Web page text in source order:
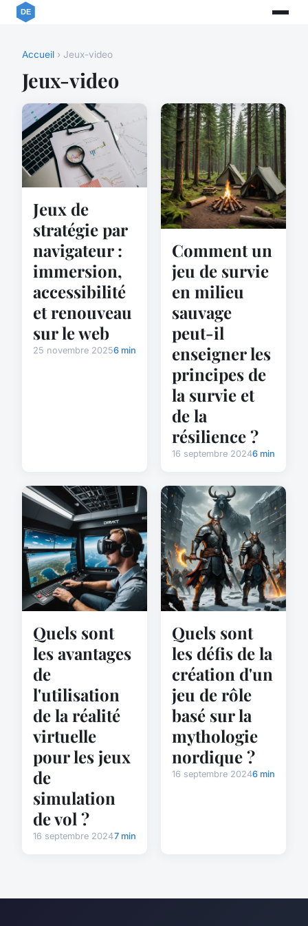
Accueil › Jeux-video
Jeux-video
Jeux de
stratégie par
navigateur :
immersion,
accessibilité
et renouveau
sur le web
25 novembre 20256 min
Comment un
jeu de survie
en milieu
sauvage
peut-il
enseigner les
principes de
la survie et
de la
résilience ?
16 septembre 20246 min
Quels sont
les avantages
de
l'utilisation
de la réalité
virtuelle
pour les jeux
de
simulation
de vol ?
16 septembre 20247 min
Quels sont
les défis de la
création d'un
jeu de rôle
basé sur la
mythologie
nordique ?
16 septembre 20246 min